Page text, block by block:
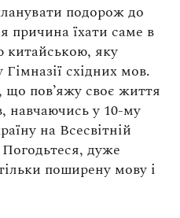
подорож до
причина їхати саме в
китайською, яку
східних мов.
що пов’яжу своє життя
навчаючись у 10-му
на Всесвітній
Погодьтеся, дуже
поширену мову і